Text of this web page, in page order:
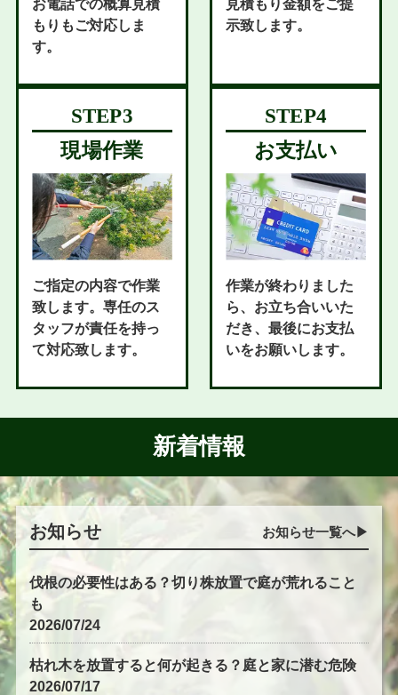
もりもご対応しま
す。
示致します。
現場作業
ご指定の内容で作業
致します。専任のス
タッフが責任を持っ
て対応致します。
お支払い
作業が終わりました
ら、お立ち合いいた
だき、最後にお支払
いをお願いします。
新着情報
お知らせ お知らせ一覧へ▶︎
伐根の必要性はある？切り株放置で庭が荒れること
も
2026/07/24
枯れ木を放置すると何が起きる？庭と家に潜む危険
2026/07/17